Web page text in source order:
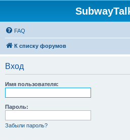
FAQ
К списку форумов
Вход
Имя пользователя:
Пароль:
Забыли пароль?